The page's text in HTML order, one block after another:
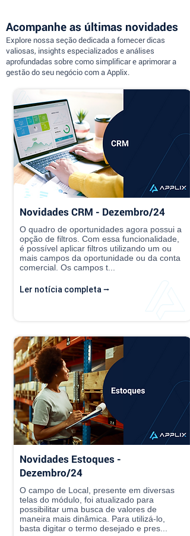
Acompanhe as últimas novidades
Explore nossa seção dedicada a fornecer dicas
valiosas, insights especializados e análises
aprofundadas sobre como simplificar e aprimorar a
gestão do seu negócio com a Applix.
Novidades CRM - Dezembro/24
O quadro de oportunidades agora possui a
opção de filtros. Com essa funcionalidade,
é possível aplicar filtros utilizando um ou
mais campos da oportunidade ou da conta
comercial. Os campos t...
Ler notícia completa ⭢
Novidades Estoques -
Dezembro/24
O campo de Local, presente em diversas
telas do módulo, foi atualizado para
possibilitar uma busca de valores de
maneira mais dinâmica. Para utilizá-lo,
basta digitar o termo desejado e pres...